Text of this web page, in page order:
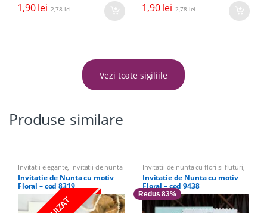
1,90lei 2,78lei 1,90lei 2,78lei
Vezi toate sigiliile
Produse similare
Invitatii elegante, Invitatii de nunta
cu flori si fluturi , Invitatii Nunta
Invitatie de Nunta cu motiv
Floral – cod 8319
Invitatii de nunta cu flori si fluturi,
Invitatii Nunta,Invitatii elegante
Invitatie de Nunta cu motiv
Floral – cod 9438
Redus 83%